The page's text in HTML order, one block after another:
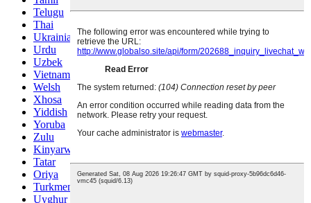
Telugu
Thai
Ukrainian
Urdu
Uzbek
Vietnamese
Welsh
Xhosa
Yiddish
Yoruba
Zulu
Kinyarwanda
Tatar
Oriya
Turkmen
Uyghur